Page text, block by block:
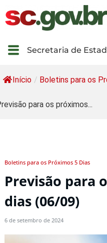
Secretaria de
Início / Boletins para os
para os próximos...
Boletins para os Próximos 5 Dias
Previsão para
dias (06/09)
6 de setembro de 2024